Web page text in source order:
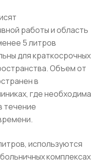
работы и область
5 литров
для краткосрочных
Объем от
в
где необходима
течение
используются
комплексах